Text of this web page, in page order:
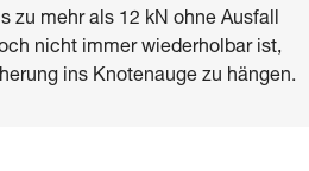
zu mehr als 12 kN ohne Ausfall
nicht immer wiederholbar ist,
ins Knotenauge zu hängen.